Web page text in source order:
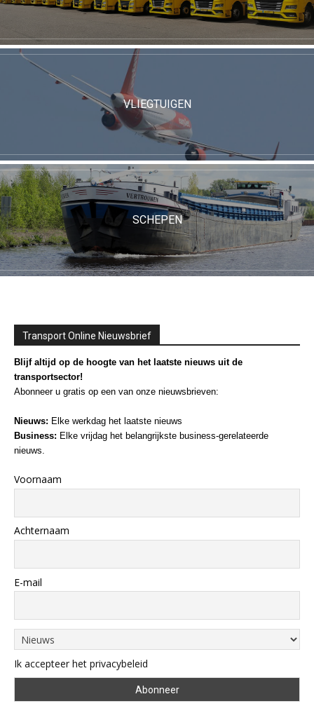
VLIEGTUIGEN
SCHEPEN
Transport Online Nieuwsbrief
Blijf altijd op de hoogte van het laatste nieuws uit de
transportsector!
Abonneer u gratis op een van onze nieuwsbrieven:
Nieuws: Elke werkdag het laatste nieuws
Business: Elke vrijdag het belangrijkste business-gerelateerde
nieuws.
Voornaam
Achternaam
E-mail
Ik accepteer het privacybeleid